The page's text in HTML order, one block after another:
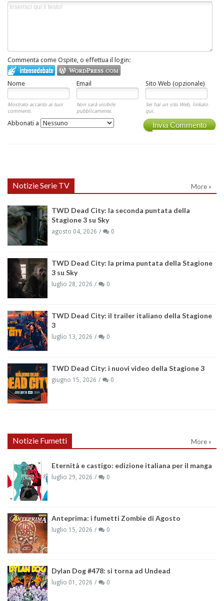
Commenta come Ospite, o effettua il login:
Nome Email Sito Web (opzionale)
Mostrato accanto ai tuoi
commenti.
Non sarà visibile
pubblicamente.
Sei hai un sito Web, linkalo
qui.
Invia Commento
Abbonati a
Notizie Serie TV More »
TWD Dead City: la seconda puntata della
Stagione 3 su Sky
agosto 04, 2026 0
TWD Dead City: la prima puntata della Stagione
3 su Sky
luglio 28, 2026 0
TWD Dead City: il trailer italiano della Stagione
3
luglio 13, 2026 0
TWD Dead City: i nuovi video della Stagione 3
giugno 15, 2026 0
Notizie Fumetti More »
Eternità e castigo: edizione italiana per il manga
luglio 29, 2026 0
Anteprima: i fumetti Zombie di Agosto
luglio 15, 2026 0
Dylan Dog #478: si torna ad Undead
luglio 01, 2026 0